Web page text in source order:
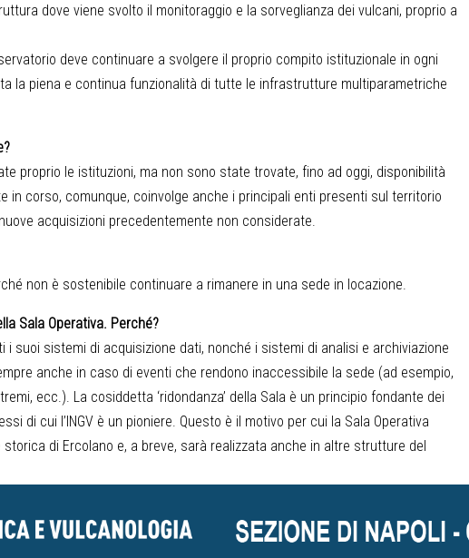
dove viene svolto il monitoraggio e la sorveglianza dei vulcani, proprio a
deve continuare a svolgere il proprio compito istituzionale in ogni
la piena e continua funzionalità di tutte le infrastrutture multiparametriche
proprio le istituzioni, ma non sono state trovate, fino ad oggi, disponibilità
in corso, comunque, coinvolge anche i principali enti presenti sul territorio
acquisizioni precedentemente non considerate.
non è sostenibile continuare a rimanere in una sede in locazione.
Sala Operativa. Perché?
i suoi sistemi di acquisizione dati, nonché i sistemi di analisi e archiviazione
anche in caso di eventi che rendono inaccessibile la sede (ad esempio,
ecc.). La cosiddetta ‘ridondanza’ della Sala è un principio fondante dei
di cui l’INGV è un pioniere. Questo è il motivo per cui la Sala Operativa
di Ercolano e, a breve, sarà realizzata anche in altre strutture del